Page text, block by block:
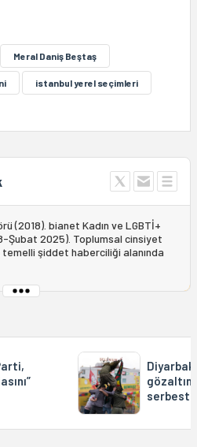
Meral Daniş Beştaş
istanbul yerel seçimleri
(2018). bianet Kadın ve LGBTİ+
Şubat 2025). Toplumsal cinsiyet
şiddet haberciliği alanında
serbest